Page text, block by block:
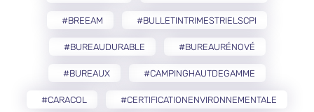
#BREEAM #BULLETINTRIMESTRIELSCPI
#BUREAUDURABLE #BUREAURÉNOVÉ
#BUREAUX #CAMPINGHAUTDEGAMME
#CARACOL #CERTIFICATIONENVIRONNEMENTALE